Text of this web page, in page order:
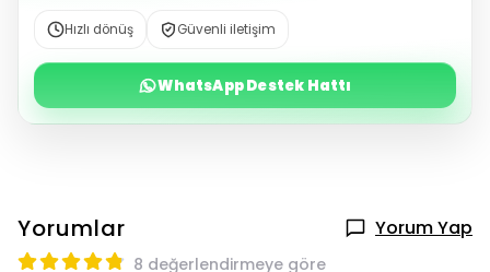
Hızlı dönüş Güvenli iletişim
WhatsApp Destek Hattı
Yorumlar Yorum Yap
8 değerlendirmeye göre